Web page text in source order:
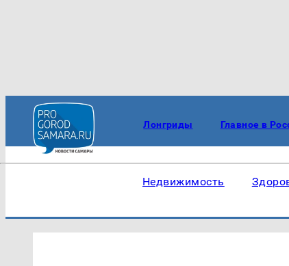
Лонгриды Главное в
Недвижимость